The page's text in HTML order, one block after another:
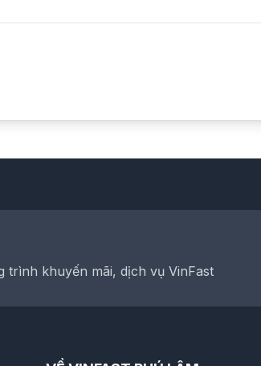
khuyến mãi, dịch vụ VinFast